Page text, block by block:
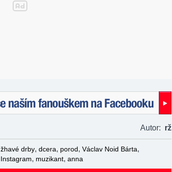
Autor: rž
žhavé drby, dcera, porod, Václav Noid Bárta,
Instagram, muzikant, anna